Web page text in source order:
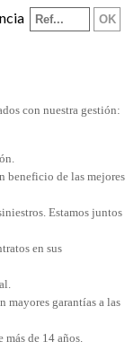
con nuestra gestión:
beneficio de las mejores
Estamos juntos
en sus
mayores garantías a las
más de 14 años.